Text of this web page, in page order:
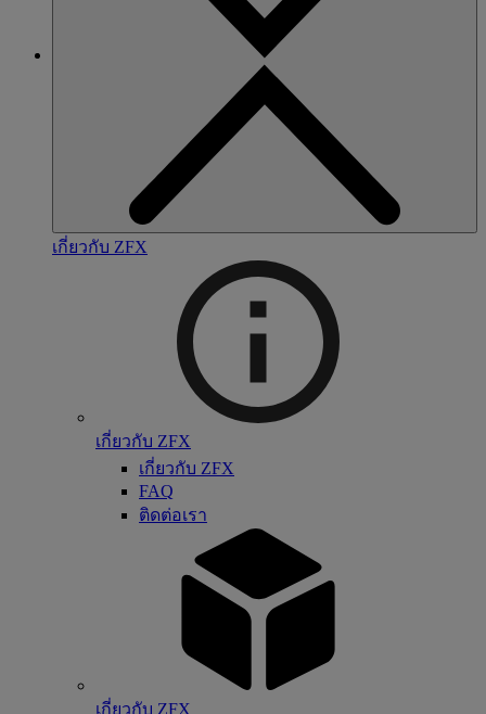
เกี่ยวกับ ZFX
เกี่ยวกับ ZFX
เกี่ยวกับ ZFX
FAQ
ติดต่อเรา
เกี่ยวกับ ZFX